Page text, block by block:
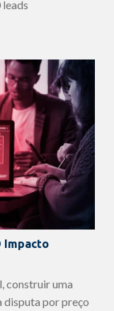
Impacto
construir uma
disputa por preço